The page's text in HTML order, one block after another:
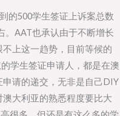
的500学生签证上诉案总数
。AAT也承认由于不断增长
上这一趋势，目前等候的
学生签证申请人，都是在澳
请的递交，无非是自己DIY
大利亚的熟悉程度要比大